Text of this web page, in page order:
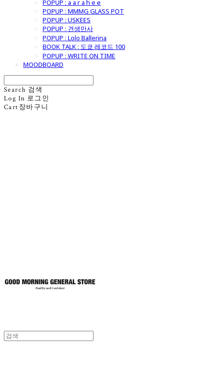
POPUP : a a r a h e e
POPUP : MMMG GLASS POT
POPUP : USKEES
POPUP : 견생만사
POPUP : Lolo Ballerina
BOOK TALK : 도쿄 레코드 100
POPUP : WRITE ON TIME
MOODBOARD
Search 검색
Log In 로그인
Cart 장바구니